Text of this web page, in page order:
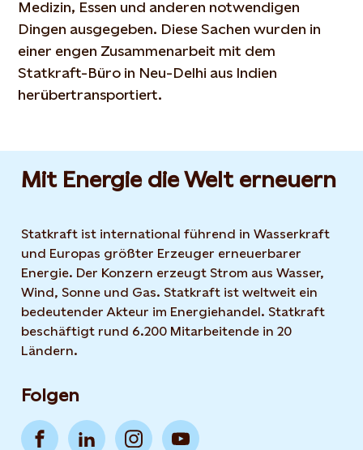
Medizin, Essen und anderen notwendigen
Dingen ausgegeben. Diese Sachen wurden in
einer engen Zusammenarbeit mit dem
Statkraft-Büro in Neu-Delhi aus Indien
herübertransportiert.
Mit Energie die Welt erneuern
Statkraft ist international führend in Wasserkraft
und Europas größter Erzeuger erneuerbarer
Energie. Der Konzern erzeugt Strom aus Wasser,
Wind, Sonne und Gas. Statkraft ist weltweit ein
bedeutender Akteur im Energiehandel. Statkraft
beschäftigt rund 6.200 Mitarbeitende in 20
Ländern.
Folgen